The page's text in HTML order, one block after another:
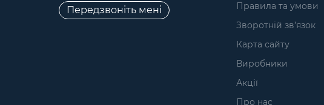
Передзвоніть мені
Правила та умови
Зворотній зв’язок
Карта сайту
Виробники
Акції
Про нас